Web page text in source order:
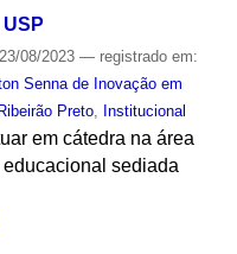
08/2023 — registrado em:
Senna de Inovação em
Preto, Institucional
em cátedra na área
sediada